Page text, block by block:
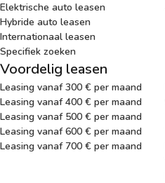
Elektrische auto leasen
Hybride auto leasen
Internationaal leasen
Specifiek zoeken
Voordelig leasen
Leasing vanaf 300 € per maand
Leasing vanaf 400 € per maand
Leasing vanaf 500 € per maand
Leasing vanaf 600 € per maand
Leasing vanaf 700 € per maand